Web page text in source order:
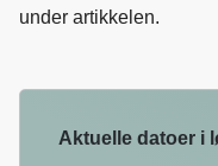
under artikkelen.
Aktuelle datoer i